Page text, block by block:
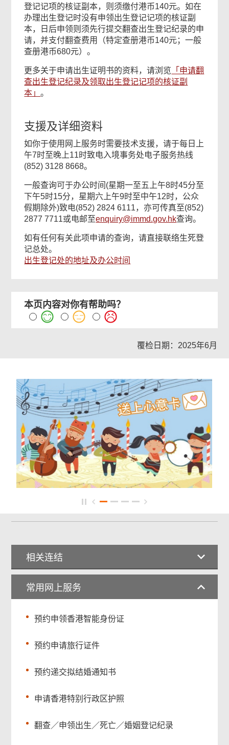
登记记项的核证副本，则须缴付港币140元。如在
办理出生登记时没有申领出生登记记项的核证副
本，日后申领则须先行提交翻查出生登记纪录的申
请，并支付翻查费用（特定查册港币140元；一般
查册港币680元）。
更多关于申请出生证明书的资料，请浏览 「申请翻
查出生登记纪录及领取出生登记记项的核证副
本」。
支援及详细资料
如你于使用网上服务时需要技术支援，请于每日上
午7时至晚上11时致电入境事务处电子服务热线
(852) 3128 8668。
一般查询可于办公时间(星期一至五上午8时45分至
下午5时15分，星期六上午9时至中午12时，公众
假期除外)致电(852) 2824 6111，亦可传真至(852)
2877 7711或电邮至enquiry@immd.gov.hk查询。
如有任何有关此项申请的查询，请直接联络生死登
记总处。
出生登记处的地址及办公时间
本页内容对你有帮助吗？
覆检日期：2025年6月
相关连结
常用网上服务
预约申领香港智能身份证
预约申请旅行证件
预约递交拟结婚通知书
申请香港特别行政区护照
翻查／申领出生／死亡／婚姻登记纪录